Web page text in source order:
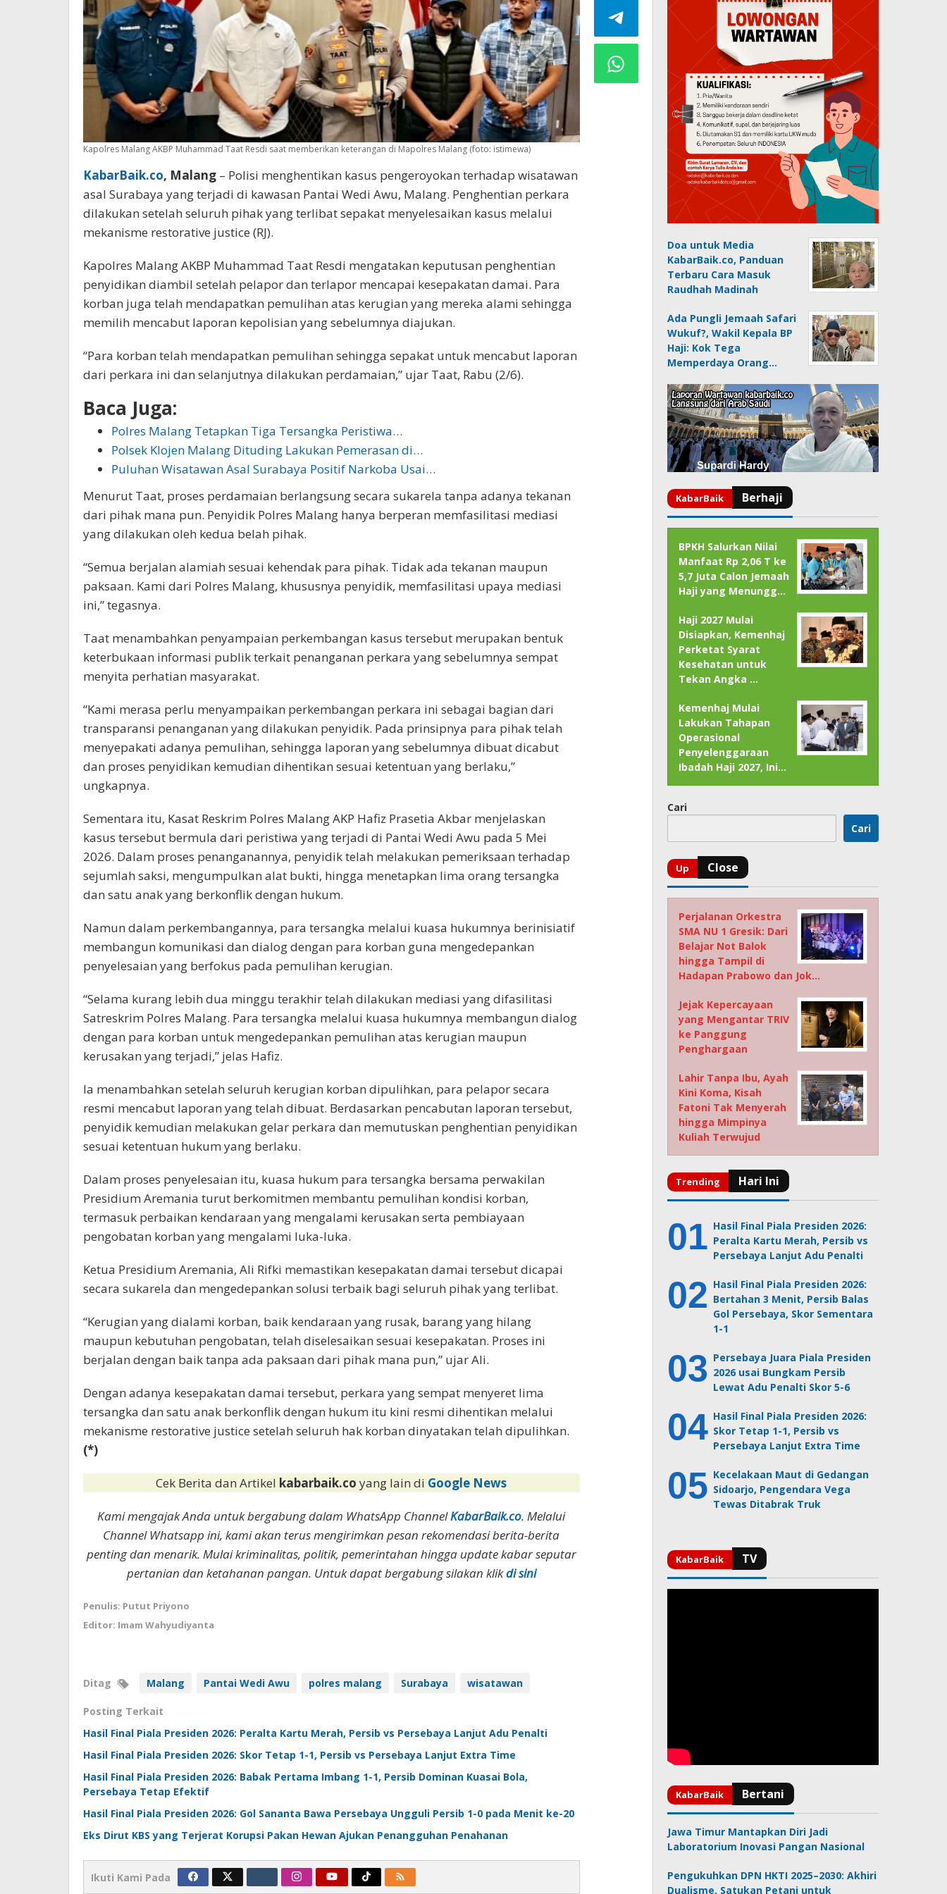
Kapolres Malang AKBP Muhammad Taat Resdi saat memberikan keterangan di Mapolres Malang (foto: istimewa)
KabarBaik.co, Malang – Polisi menghentikan kasus pengeroyokan terhadap wisatawan
asal Surabaya yang terjadi di kawasan Pantai Wedi Awu, Malang. Penghentian perkara
dilakukan setelah seluruh pihak yang terlibat sepakat menyelesaikan kasus melalui
mekanisme restorative justice (RJ).
Kapolres Malang AKBP Muhammad Taat Resdi mengatakan keputusan penghentian
penyidikan diambil setelah pelapor dan terlapor mencapai kesepakatan damai. Para
korban juga telah mendapatkan pemulihan atas kerugian yang mereka alami sehingga
memilih mencabut laporan kepolisian yang sebelumnya diajukan.
“Para korban telah mendapatkan pemulihan sehingga sepakat untuk mencabut laporan
dari perkara ini dan selanjutnya dilakukan perdamaian,” ujar Taat, Rabu (2/6).
Baca Juga:
Polres Malang Tetapkan Tiga Tersangka Peristiwa…
Polsek Klojen Malang Dituding Lakukan Pemerasan di…
Puluhan Wisatawan Asal Surabaya Positif Narkoba Usai…
Menurut Taat, proses perdamaian berlangsung secara sukarela tanpa adanya tekanan
dari pihak mana pun. Penyidik Polres Malang hanya berperan memfasilitasi mediasi
yang dilakukan oleh kedua belah pihak.
“Semua berjalan alamiah sesuai kehendak para pihak. Tidak ada tekanan maupun
paksaan. Kami dari Polres Malang, khususnya penyidik, memfasilitasi upaya mediasi
ini,” tegasnya.
Taat menambahkan penyampaian perkembangan kasus tersebut merupakan bentuk
keterbukaan informasi publik terkait penanganan perkara yang sebelumnya sempat
menyita perhatian masyarakat.
“Kami merasa perlu menyampaikan perkembangan perkara ini sebagai bagian dari
transparansi penanganan yang dilakukan penyidik. Pada prinsipnya para pihak telah
menyepakati adanya pemulihan, sehingga laporan yang sebelumnya dibuat dicabut
dan proses penyidikan kemudian dihentikan sesuai ketentuan yang berlaku,”
ungkapnya.
Sementara itu, Kasat Reskrim Polres Malang AKP Hafiz Prasetia Akbar menjelaskan
kasus tersebut bermula dari peristiwa yang terjadi di Pantai Wedi Awu pada 5 Mei
2026. Dalam proses penanganannya, penyidik telah melakukan pemeriksaan terhadap
sejumlah saksi, mengumpulkan alat bukti, hingga menetapkan lima orang tersangka
dan satu anak yang berkonflik dengan hukum.
Namun dalam perkembangannya, para tersangka melalui kuasa hukumnya berinisiatif
membangun komunikasi dan dialog dengan para korban guna mengedepankan
penyelesaian yang berfokus pada pemulihan kerugian.
“Selama kurang lebih dua minggu terakhir telah dilakukan mediasi yang difasilitasi
Satreskrim Polres Malang. Para tersangka melalui kuasa hukumnya membangun dialog
dengan para korban untuk mengedepankan pemulihan atas kerugian maupun
kerusakan yang terjadi,” jelas Hafiz.
Ia menambahkan setelah seluruh kerugian korban dipulihkan, para pelapor secara
resmi mencabut laporan yang telah dibuat. Berdasarkan pencabutan laporan tersebut,
penyidik kemudian melakukan gelar perkara dan memutuskan penghentian penyidikan
sesuai ketentuan hukum yang berlaku.
Dalam proses penyelesaian itu, kuasa hukum para tersangka bersama perwakilan
Presidium Aremania turut berkomitmen membantu pemulihan kondisi korban,
termasuk perbaikan kendaraan yang mengalami kerusakan serta pembiayaan
pengobatan korban yang mengalami luka-luka.
Ketua Presidium Aremania, Ali Rifki memastikan kesepakatan damai tersebut dicapai
secara sukarela dan mengedepankan solusi terbaik bagi seluruh pihak yang terlibat.
“Kerugian yang dialami korban, baik kendaraan yang rusak, barang yang hilang
maupun kebutuhan pengobatan, telah diselesaikan sesuai kesepakatan. Proses ini
berjalan dengan baik tanpa ada paksaan dari pihak mana pun,” ujar Ali.
Dengan adanya kesepakatan damai tersebut, perkara yang sempat menyeret lima
tersangka dan satu anak berkonflik dengan hukum itu kini resmi dihentikan melalui
mekanisme restorative justice setelah seluruh hak korban dinyatakan telah dipulihkan.
(*)
Cek Berita dan Artikel kabarbaik.coyang lain di Google News
Kami mengajak Anda untuk bergabung dalam WhatsApp ChannelKabarBaik.co. Melalui
Channel Whatsapp ini, kami akan terus mengirimkan pesan rekomendasi berita-berita
penting dan menarik. Mulai kriminalitas, politik, pemerintahan hingga update kabar seputar
pertanian dan ketahanan pangan. Untuk dapat bergabung silakan klikdi sini
Penulis: Putut Priyono
Editor: Imam Wahyudiyanta
Ditag Malang Pantai Wedi Awu polres malang Surabaya wisatawan
Posting Terkait
Hasil Final Piala Presiden 2026: Peralta Kartu Merah, Persib vs Persebaya Lanjut Adu Penalti
Hasil Final Piala Presiden 2026: Skor Tetap 1-1, Persib vs Persebaya Lanjut Extra Time
Hasil Final Piala Presiden 2026: Babak Pertama Imbang 1-1, Persib Dominan Kuasai Bola,
Persebaya Tetap Efektif
Hasil Final Piala Presiden 2026: Gol Sananta Bawa Persebaya Ungguli Persib 1-0 pada Menit ke-20
Eks Dirut KBS yang Terjerat Korupsi Pakan Hewan Ajukan Penangguhan Penahanan
Ikuti Kami Pada
Doa untuk Media
KabarBaik.co, Panduan
Terbaru Cara Masuk
Raudhah Madinah
Ada Pungli Jemaah Safari
Wukuf?, Wakil Kepala BP
Haji: Kok Tega
Memperdaya Orang…
BPKH Salurkan Nilai
Manfaat Rp 2,06 T ke
5,7 Juta Calon Jemaah
Haji yang Menungg…
Haji 2027 Mulai
Disiapkan, Kemenhaj
Perketat Syarat
Kesehatan untuk
Tekan Angka …
Kemenhaj Mulai
Lakukan Tahapan
Operasional
Penyelenggaraan
Ibadah Haji 2027, Ini…
Cari
Cari
Perjalanan Orkestra
SMA NU 1 Gresik: Dari
Belajar Not Balok
hingga Tampil di
Hadapan Prabowo dan Jok…
Jejak Kepercayaan
yang Mengantar TRIV
ke Panggung
Penghargaan
Lahir Tanpa Ibu, Ayah
Kini Koma, Kisah
Fatoni Tak Menyerah
hingga Mimpinya
Kuliah Terwujud
Hasil Final Piala Presiden 2026:
Peralta Kartu Merah, Persib vs
Persebaya Lanjut Adu Penalti
Hasil Final Piala Presiden 2026:
Bertahan 3 Menit, Persib Balas
Gol Persebaya, Skor Sementara
1-1
Persebaya Juara Piala Presiden
2026 usai Bungkam Persib
Lewat Adu Penalti Skor 5-6
Hasil Final Piala Presiden 2026:
Skor Tetap 1-1, Persib vs
Persebaya Lanjut Extra Time
Kecelakaan Maut di Gedangan
Sidoarjo, Pengendara Vega
Tewas Ditabrak Truk
Jawa Timur Mantapkan Diri Jadi
Laboratorium Inovasi Pangan Nasional
Pengukuhkan DPN HKTI 2025–2030: Akhiri
Dualisme, Satukan Petani untuk